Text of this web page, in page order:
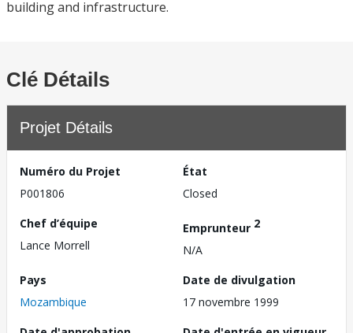
building and infrastructure.
Clé Détails
Projet Détails
Numéro du Projet
P001806
État
Closed
Chef d’équipe
Lance Morrell
Emprunteur 2
N/A
Pays
Mozambique
Date de divulgation
17 novembre 1999